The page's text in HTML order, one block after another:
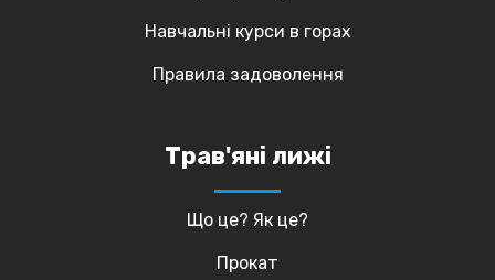
Навчальні курси в горах
Правила задоволення
Трав'яні лижі
Що це? Як це?
Прокат